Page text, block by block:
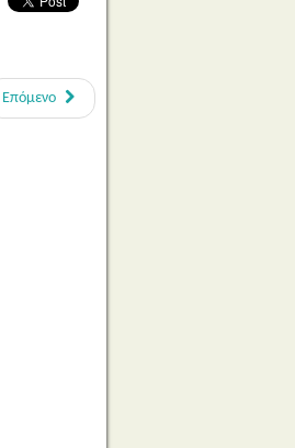
Επόμενο